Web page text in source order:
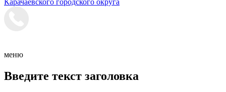
Карачаевского городского округа
меню
Введите текст заголовка